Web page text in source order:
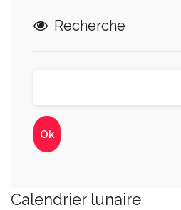
Recherche
Calendrier lunaire